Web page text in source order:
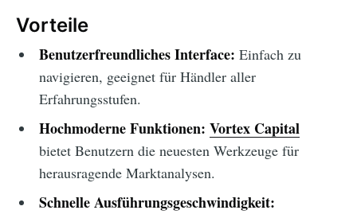
Vorteile
Benutzerfreundliches Interface: Einfach zu
navigieren, geeignet für Händler aller
Erfahrungsstufen.
Hochmoderne Funktionen: Vortex Capital
bietet Benutzern die neuesten Werkzeuge für
herausragende Marktanalysen.
Schnelle Ausführungsgeschwindigkeit: